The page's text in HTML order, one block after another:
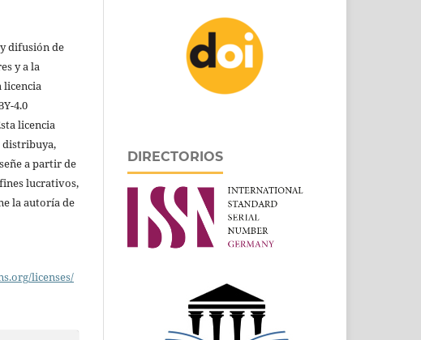
difusión de
y a la
licencia
4.0
licencia
distribuya,
a partir de
lucrativos,
la autoría de
licenses/
DIRECTORIOS